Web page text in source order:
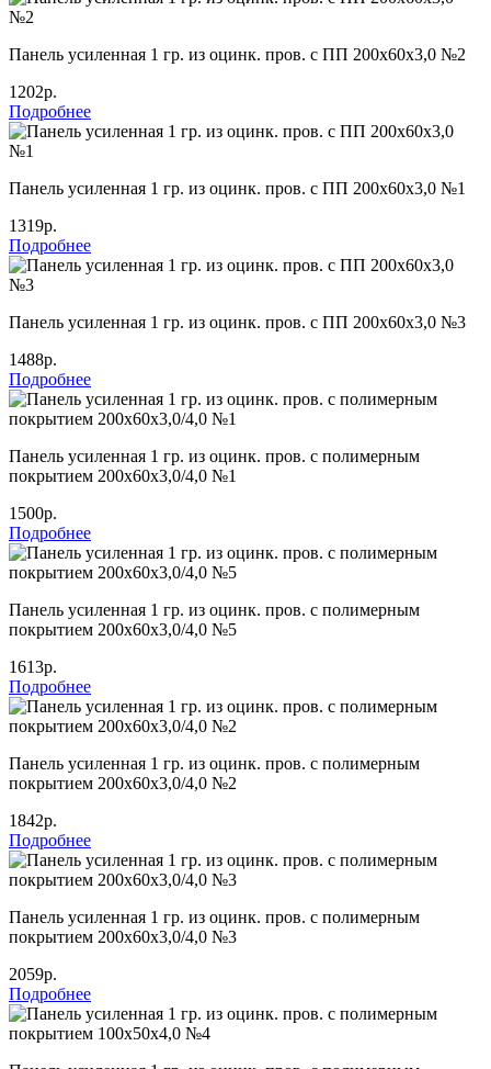
Панель усиленная 1 гр. из оцинк. пров. с ПП 200х60х3,0 №2
1202р.
Подробнее
Панель усиленная 1 гр. из оцинк. пров. с ПП 200х60х3,0 №1
1319р.
Подробнее
Панель усиленная 1 гр. из оцинк. пров. с ПП 200х60х3,0 №3
1488р.
Подробнее
Панель усиленная 1 гр. из оцинк. пров. с полимерным
покрытием 200х60х3,0/4,0 №1
1500р.
Подробнее
Панель усиленная 1 гр. из оцинк. пров. с полимерным
покрытием 200х60х3,0/4,0 №5
1613р.
Подробнее
Панель усиленная 1 гр. из оцинк. пров. с полимерным
покрытием 200х60х3,0/4,0 №2
1842р.
Подробнее
Панель усиленная 1 гр. из оцинк. пров. с полимерным
покрытием 200х60х3,0/4,0 №3
2059р.
Подробнее